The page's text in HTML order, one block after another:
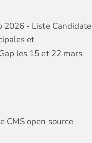
2026 - Liste Candidate
et
les 15 et 22 mars
CMS open source